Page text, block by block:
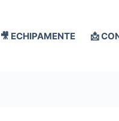
🎥 ECHIPAMENTE 📩